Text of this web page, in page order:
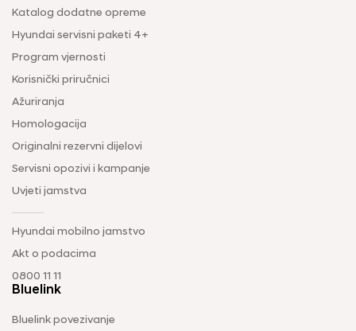
Katalog dodatne opreme
Hyundai servisni paketi 4+
Program vjernosti
Korisnički priručnici
Ažuriranja
Homologacija
Originalni rezervni dijelovi
Servisni opozivi i kampanje
Uvjeti jamstva
Hyundai mobilno jamstvo
Akt o podacima
0800 11 11
Bluelink
Bluelink povezivanje